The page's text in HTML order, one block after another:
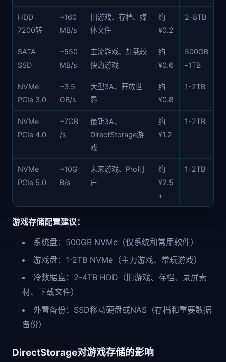
HDD
7200转
~160
MB/s
旧游戏、存档、媒
体文件
约
¥0.2
2-8TB
SATA
SSD
~550
MB/s
主流游戏、加载较
快的游戏
约
¥0.6
500GB
-1TB
NVMe
PCIe 3.0
~3.5
GB/s
大型3A、开放世
界
约
¥0.8
1-2TB
NVMe
PCIe 4.0
~7GB
/s
最新3A、
DirectStorage游
戏
约
¥1.2
1-2TB
NVMe
PCIe 5.0
~10G
B/s
未来游戏、Pro用
户
约
¥2.5
+
1-2TB
游戏存储配置建议：
系统盘：500GB NVMe（仅系统和常用软件）
游戏盘：1-2TB NVMe（主力游戏、常玩游戏）
冷数据盘：2-4TB HDD（旧游戏、存档、录屏素
材、下载文件）
外置备份：SSD移动硬盘或NAS（存档和重要数据
备份）
DirectStorage对游戏存储的影响